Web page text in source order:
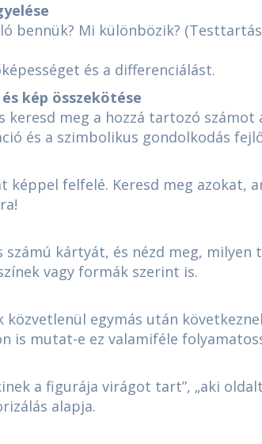
bennük? Mi különbözik?
és a differenciálást.
kép összekötése
keresd meg a hozzá tartozó számot
és a szimbolikus gondolkodás
képpel felfelé. Keresd meg azokat,
számú kártyát, és nézd meg, milyen
vagy formák szerint is.
közvetlenül egymás után
is mutat-e ez valamiféle
a figurája virágot tart”, „aki oldalt
alapja.